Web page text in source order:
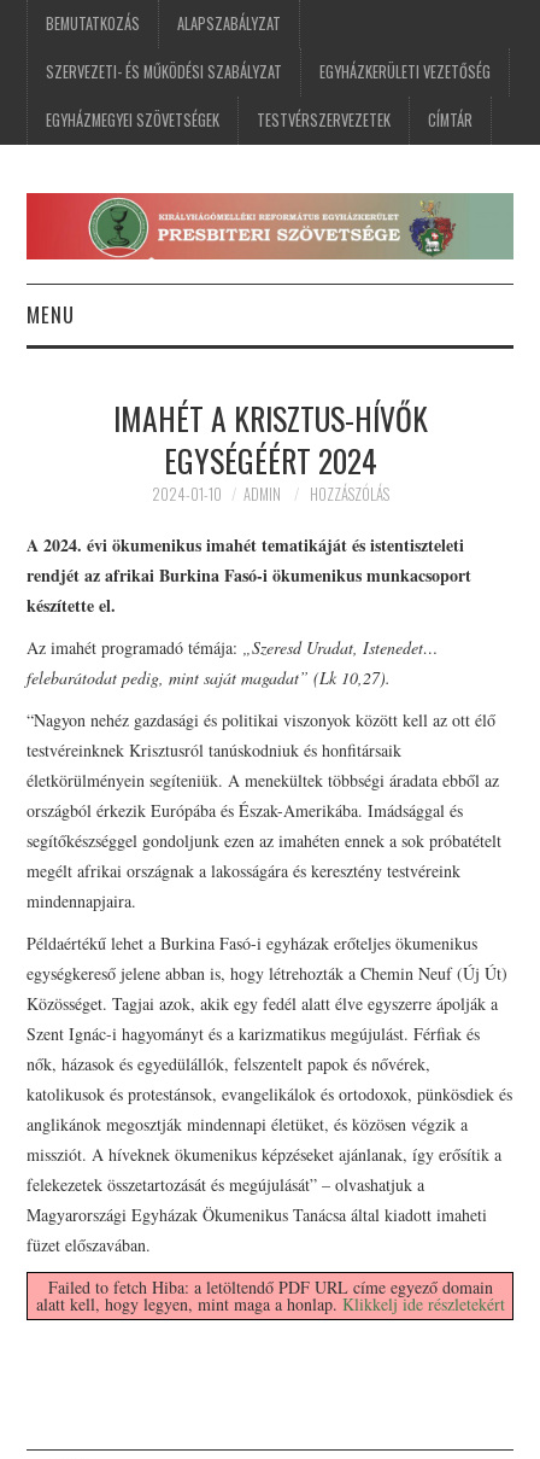
BEMUTATKOZÁS ALAPSZABÁLYZAT
SZERVEZETI- ÉS MŰKÖDÉSI SZABÁLYZAT EGYHÁZKERÜLETI VEZETŐSÉG
EGYHÁZMEGYEI SZÖVETSÉGEK TESTVÉRSZERVEZETEK CÍMTÁR
MENU
ESEMÉNYNAPTÁR
PRESBITERKÉPZÉS
ŐRÁLLÓK
KAPCSOLAT
IMAHÉT A KRISZTUS-HÍVŐK
EGYSÉGÉÉRT 2024
2024-01-10 ADMIN HOZZÁSZÓLÁS
A 2024. évi ökumenikus imahét tematikáját és istentiszteleti
rendjét az afrikai Burkina Fasó-i ökumenikus munkacsoport
készítette el.
Az imahét programadó témája:
„Szeresd Uradat, Istenedet…
felebarátodat pedig, mint saját magadat” (Lk 10,27).
“Nagyon nehéz gazdasági és politikai viszonyok között kell az ott élő
testvéreinknek Krisztusról tanúskodniuk és honfitársaik
életkörülményein segíteniük. A menekültek többségi áradata ebből az
országból érkezik Európába és Észak-Amerikába. Imádsággal és
segítőkészséggel gondoljunk ezen az imahéten ennek a sok próbatételt
megélt afrikai országnak a lakosságára és keresztény testvéreink
mindennapjaira.
Példaértékű lehet a Burkina Fasó-i egyházak erőteljes ökumenikus
egységkereső jelene abban is, hogy létrehozták a Chemin Neuf (Új Út)
Közösséget. Tagjai azok, akik egy fedél alatt élve egyszerre ápolják a
Szent Ignác-i hagyományt és a karizmatikus megújulást. Férfiak és
nők, házasok és egyedülállók, felszentelt papok és nővérek,
katolikusok és protestánsok, evangelikálok és ortodoxok, pünkösdiek és
anglikánok megosztják mindennapi életüket, és közösen végzik a
missziót. A híveknek ökumenikus képzéseket ajánlanak, így erősítik a
felekezetek összetartozását és megújulását” – olvashatjuk a
Magyarországi Egyházak Ökumenikus Tanácsa által kiadott imaheti
füzet előszavában.
Failed to fetch Hiba: a letöltendő PDF URL címe egyező domain
alatt kell, hogy legyen, mint maga a honlap. Klikkelj ide részletekért